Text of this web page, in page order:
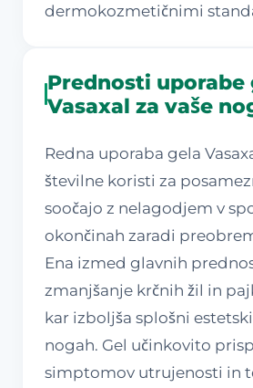
dermokozmetičnimi
Prednosti uporabe
Vasaxal za vaše
Redna uporaba gela
številne koristi za
soočajo z nelagodjem v
okončinah zaradi
Ena izmed glavnih
zmanjšanje krčnih žil in
kar izboljša splošni
nogah. Gel učinkovito
simptomov utrujenosti in